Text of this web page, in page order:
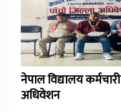
नेपाल विद्यालय
अधिवेशन